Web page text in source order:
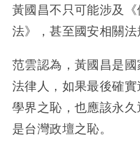
黃國昌不只可能涉及
法》，甚至國安相關法
范雲認為，黃國昌是
法律人，如果最後確
學界之恥，也應該永
是台灣政壇之恥。